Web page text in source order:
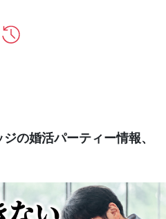
の婚活パーティー情報、